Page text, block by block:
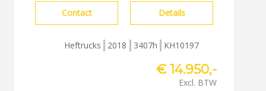
Contact Details
Heftrucks 2018 3407h KH10197
€ 14.950,-
Excl. BTW